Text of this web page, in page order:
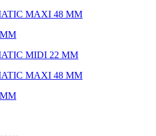
MAXI 48 ММ
ММ
MIDI 22 ММ
MAXI 48 ММ
ММ